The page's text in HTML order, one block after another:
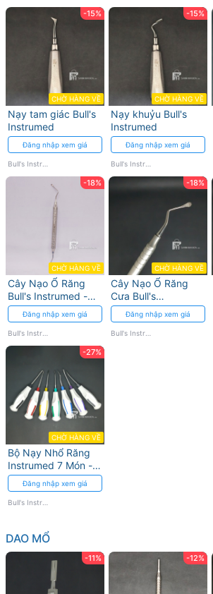
-15%
CHỜ HÀNG VỀ
Nạy tam giác Bull's
Instrumed
Đăng nhập xem giá
-15%
CHỜ HÀNG VỀ
Nạy khuỷu Bull's
Instrumed
Đăng nhập xem giá
Bull's Instrumed
-18%
CHỜ HÀNG VỀ
Cây Nạo Ổ Răng
Bull's Instrumed -
Độ Bền Cao
Đăng nhập xem giá
-18%
CHỜ HÀNG VỀ
Cây Nạo Ổ Răng
Cưa Bull's
Instrumed – Dụng
Cụ Chính Xác
Đăng nhập xem giá
Bull's Instrumed
-27%
CHỜ HÀNG VỀ
Bộ Nạy Nhổ Răng
Instrumed 7 Món -
Thép Không Gỉ
Đăng nhập xem giá
DAO MỔ
-11% -12%